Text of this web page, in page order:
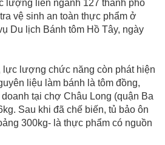
lượng liên ngành 127 thành phố
vệ sinh an toàn thực phẩm ở
Du lịch Bánh tôm Hồ Tây, ngày
lực lượng chức năng còn phát hiện
liệu làm bánh là tôm đồng,
tại chợ Châu Long (quận Ba
Sau khi đã chế biến, tủ bảo ôn
300kg- là thực phẩm có nguồn